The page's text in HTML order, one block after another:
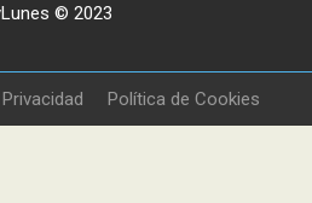
© 2023
Política de Cookies